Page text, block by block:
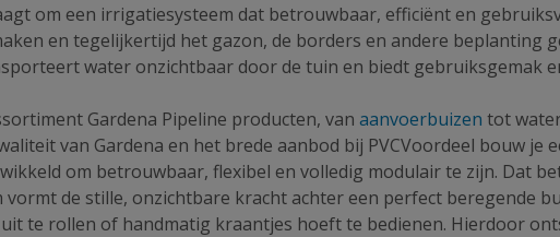
om een irrigatiesysteem dat betrouwbaar, efficiënt en
en tegelijkertijd het gazon, de borders en andere beplanting
water onzichtbaar door de tuin en biedt gebruiksgemak
Gardena Pipeline producten, van aanvoerbuizen tot
van Gardena en het brede aanbod bij PVCVoordeel bouw
om betrouwbaar, flexibel en volledig modulair te zijn. Dat
vormt de stille, onzichtbare kracht achter een perfect beregende
te rollen of handmatig kraantjes hoeft te bedienen. Hierdoor